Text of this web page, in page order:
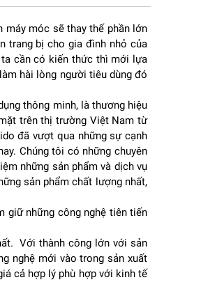
máy móc sẽ thay thế phần lớn
trang bị cho gia đình nhỏ của
cần có kiến thức thì mới lựa
hài lòng người tiêu dùng đó
thông minh, là thương hiệu
trên thị trường Việt Nam từ
đã vượt qua những sự cạnh
Chúng tôi có những chuyên
những sản phẩm và dịch vụ
sản phẩm chất lượng nhất,
giữ những công nghệ tiên tiến
Với thành công lớn với sản
nghệ mới vào trong sản xuất
cả hợp lý phù hợp với kinh tế